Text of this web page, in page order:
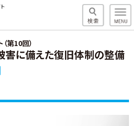
第10回）
害に備えた復旧体制の整備